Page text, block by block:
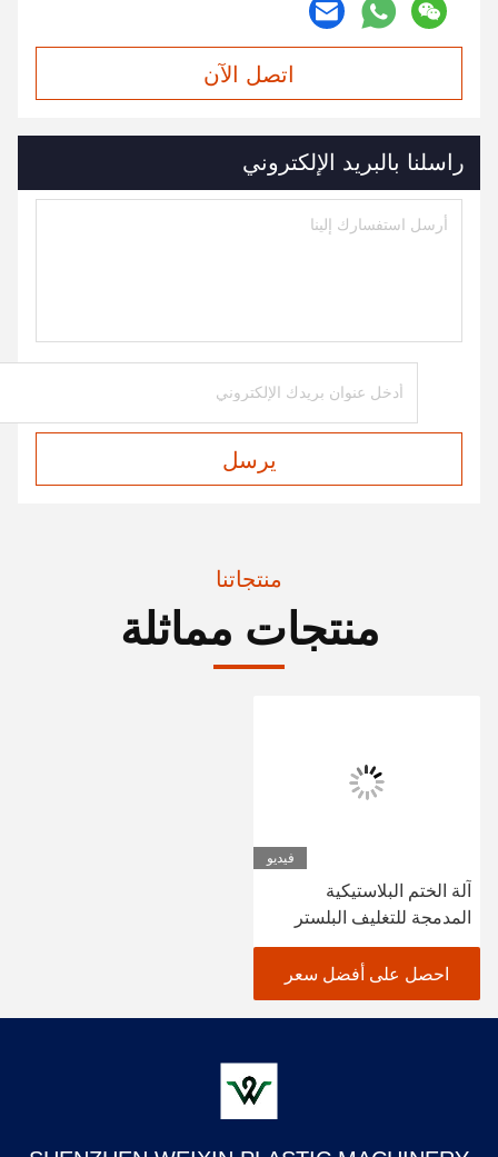
اتصل الآن
راسلنا بالبريد الإلكتروني
يرسل
منتجاتنا
منتجات مماثلة
فيديو
آلة الختم البلاستيكية
المدمجة للتغليف البلستر
حجم التغليف 300 * 500mm
/ 400 * 600mm
احصل على أفضل سعر